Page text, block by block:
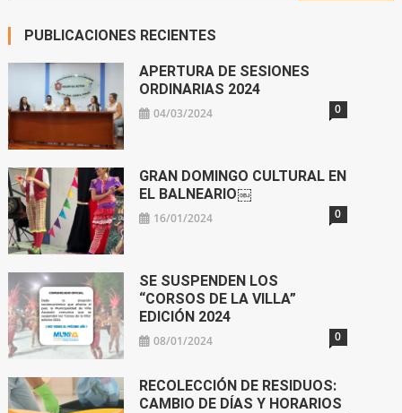
PUBLICACIONES RECIENTES
APERTURA DE SESIONES
ORDINARIAS 2024
04/03/2024 0
GRAN DOMINGO CULTURAL EN
EL BALNEARIO￼
16/01/2024 0
SE SUSPENDEN LOS
“CORSOS DE LA VILLA”
EDICIÓN 2024
08/01/2024 0
RECOLECCIÓN DE RESIDUOS:
CAMBIO DE DÍAS Y HORARIOS